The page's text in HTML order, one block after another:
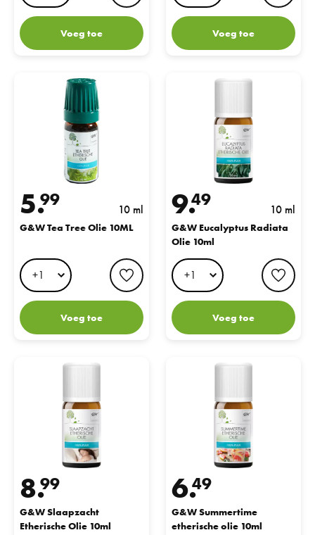
Voeg toe Voeg toe
G&W Tea Tree Olie 10ML
5.99 10 ml
G&W Tea Tree Olie 10ML
favorite button
Voeg toe
G&W Eucalyptus Radiata Olie
9.49 10 ml
G&W Eucalyptus Radiata
Olie 10ml
Voeg toe
G&W Slaapzacht Etherische Olie 10ml
8.99
G&W Slaapzacht
Etherische Olie 10ml
G&W Summertime etherische
6.49
G&W Summertime
etherische olie 10ml